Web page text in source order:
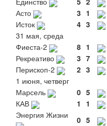
Асто
3 1
Исток
4 3
31 мая, среда
Фиеста-2
8 1
Рекреативо
3 7
Перископ-2
2 3
1 июня, четверг
Марсель
0 5
КАВ
1 1
Энергия Жизни
0 5